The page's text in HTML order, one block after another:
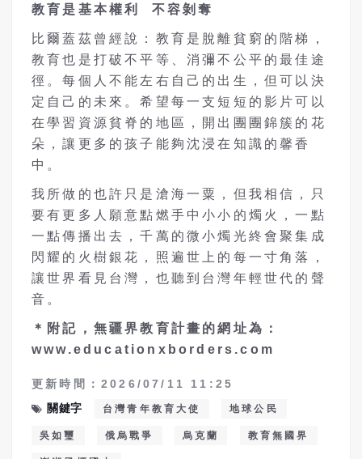
教育是基本權利 不容剝奪
比爾蓋茲曾經說：教育是脫離貧窮的階梯，
教育也是打破不平等、消彌不公平的最佳途
徑。每個人不能左右自己的出生，但可以決
定自己的未來。希望每一支短短的影片可以
在學習資源貧脊的地區，開出團團錦簇的花
朵，讓更多的孩子能夠沈浸在知識的馨香
中。
我所做的也許只是滄海一粟，但我相信，只
要有更多人願意點燃手中小小的燭火，一點
一點傳播出去，千萬的微小燭光終會聚集成
閃耀的火樹銀花，照遍世上的每一寸角落，
讓世界看見台灣，也聽到台灣年輕世代的聲
音。
＊附記，無疆界教育計畫的網址為：
www.educationxborders.com
更新時間：2026/07/11 11:25
關鍵字
台灣青年教育大使 地球公民
吳如璽 俄烏戰爭 烏克蘭 教育無國界